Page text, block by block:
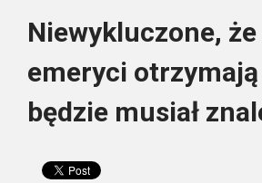
Niewykluczone,
emeryci
będzie musiał